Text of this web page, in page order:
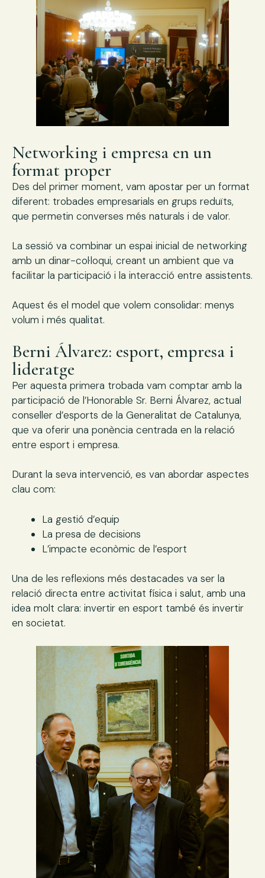
Networking i empresa en un
format proper
Des del primer moment, vam apostar per un format
diferent: trobades empresarials en grups reduïts,
que permetin converses més naturals i de valor.
La sessió va combinar un espai inicial de networking
amb un dinar-col·loqui, creant un ambient que va
facilitar la participació i la interacció entre assistents.
Aquest és el model que volem consolidar: menys
volum i més qualitat.
Berni Álvarez: esport, empresa i
lideratge
Per aquesta primera trobada vam comptar amb la
participació de l’Honorable Sr. Berni Álvarez, actual
conseller d’esports de la Generalitat de Catalunya,
que va oferir una ponència centrada en la relació
entre esport i empresa.
Durant la seva intervenció, es van abordar aspectes
clau com:
La gestió d’equip
La presa de decisions
L’impacte econòmic de l’esport
Una de les reflexions més destacades va ser la
relació directa entre activitat física i salut, amb una
idea molt clara: invertir en esport també és invertir
en societat.